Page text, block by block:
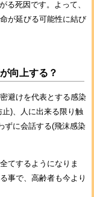
る死因です。よって、
が延びる可能性に結び
向上する？
避けを代表とする感染
)、人に出来る限り触
ずに会話する(飛沫感染
てするようになりま
事で、高齢者も今より